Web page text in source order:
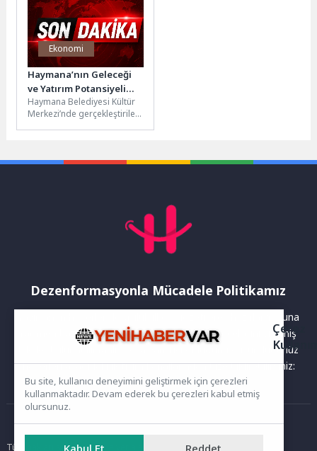
Ekonomi
Haymana’nın Geleceği
ve Yatırım Potansiyeli
Masaya Yatırıldı
Haymana Belediyesi Kültür
Merkezi’nde gerçekleştirilen
Dezenformasyonla Mücadele Politikamız
Yayınlanan haberler doğruluk ilkesi gözetilerek hazırlanır. Buna
rağmen bazı içeriklerde eksik, hatalı veya güncelliğini yitirmiş
bilgiler bulunabilir.Yanlış veya yanıltıcı olduğunu düşündüğünüz
haberleri aşağıdaki iletişim kanallarından bize bildirebilirsiniz:
Ana Sayfa
Tüm hakları saklıdır. Sitede yer alan içerikler izinsiz kopyalanamaz,
Çerez
Bu site, kullanıcı deneyimini geliştirmek için çerezleri
kullanmaktadır. Devam ederek bu çerezleri kabul etmiş
olursunuz.
Kabul Et Reddet